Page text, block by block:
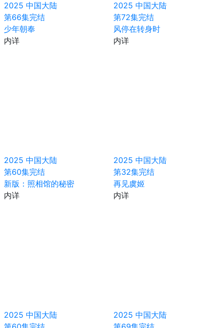
2025 中国大陆
第66集完结
少年朝奉
内详
2025 中国大陆
第72集完结
风停在转身时
内详
2025 中国大陆
第60集完结
新版：照相馆的秘密
内详
2025 中国大陆
第32集完结
再见虞姬
内详
2025 中国大陆
2025 中国大陆